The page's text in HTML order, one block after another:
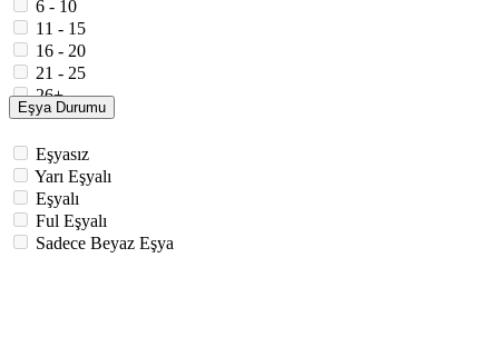
6 - 10
11 - 15
16 - 20
21 - 25
26+
Eşya Durumu
Eşyasız
Yarı Eşyalı
Eşyalı
Ful Eşyalı
Sadece Beyaz Eşya